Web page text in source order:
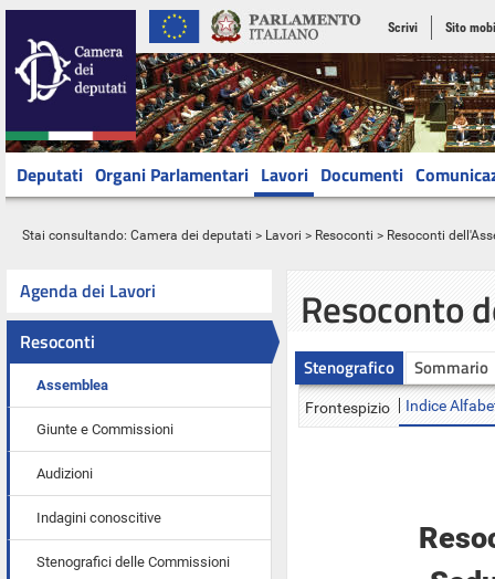
Scrivi Sito
Deputati Organi Parlamentari Lavori Documenti
Stai consultando: Camera dei deputati > Lavori > Resoconti > Resoconti
Agenda dei Lavori
Resoconti
Assemblea
Giunte e Commissioni
Audizioni
Indagini conoscitive
Stenografici delle Commissioni
Resoconto
Stenografico Sommario
Frontespizio Indice